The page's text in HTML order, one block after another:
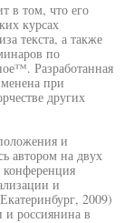
в том, что его
курсах
текста, а также
по
Разработанная
при
других
и
автором на двух
и
2009)
и россиянина в